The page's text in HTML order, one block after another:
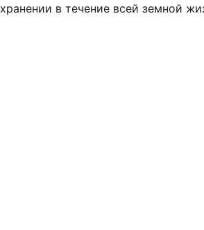
в течение всей земной